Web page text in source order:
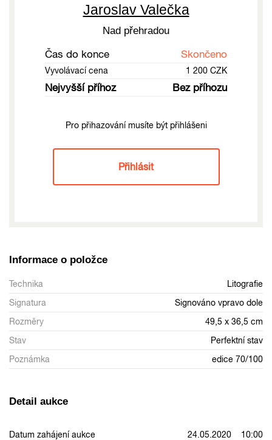
Jaroslav Valečka
Nad přehradou
Čas do konce Skončeno
Vyvolávací cena 1 200 CZK
Nejvyšší příhoz Bez příhozu
Pro přihazování musíte být přihlášeni
Přihlásit
Informace o položce
Technika
Litografie
Signatura
Signováno vpravo dole
Rozměry
49,5 x 36,5 cm
Stav
Perfektní stav
Poznámka
edice 70/100
Detail aukce
Datum zahájení aukce
24.05.2020 10:00